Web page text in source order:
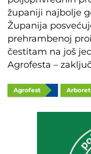
županiji najbolje
Županija
prehrambenoj
čestitam na još
Agrofesta –
Agrofest